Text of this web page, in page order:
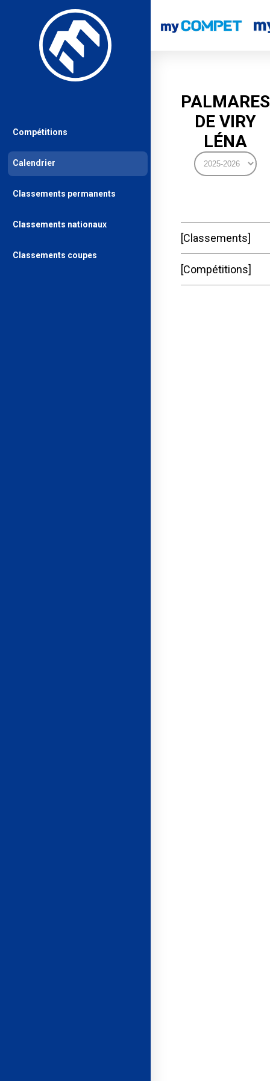
PALMARES
DE VIRY
LÉNA
Classements
Compétitions
Compétitions
Calendrier
Classements permanents
Classements nationaux
Classements coupes